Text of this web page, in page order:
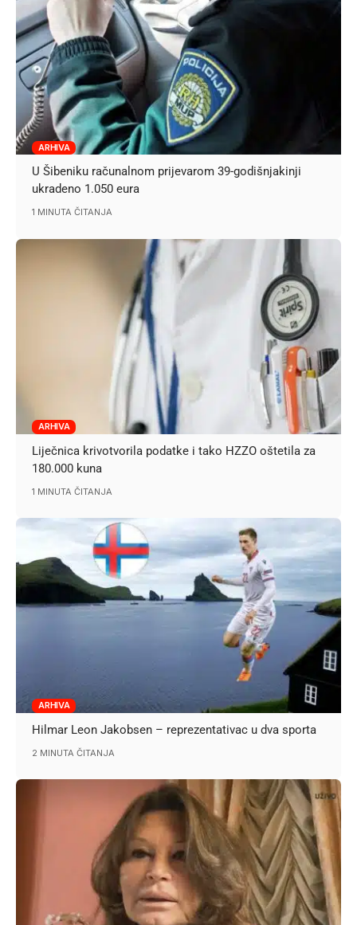
ARHIVA
U Šibeniku računalnom prijevarom 39-godišnjakinji
ukradeno 1.050 eura
1 MINUTA ČITANJA
ARHIVA
Liječnica krivotvorila podatke i tako HZZO oštetila za
180.000 kuna
1 MINUTA ČITANJA
ARHIVA
Hilmar Leon Jakobsen – reprezentativac u dva sporta
2 MINUTA ČITANJA